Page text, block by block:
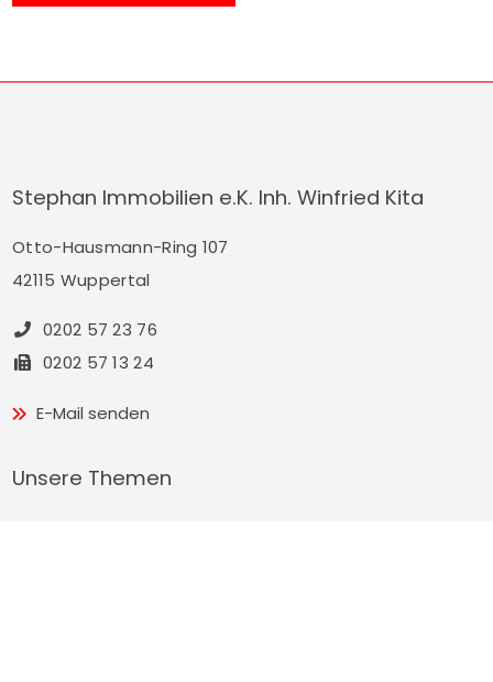
Stephan Immobilien e.K. Inh. Winfried Kita
Otto-Hausmann-Ring 107
42115 Wuppertal
0202 57 23 76
0202 57 13 24
E-Mail senden
Unsere Themen